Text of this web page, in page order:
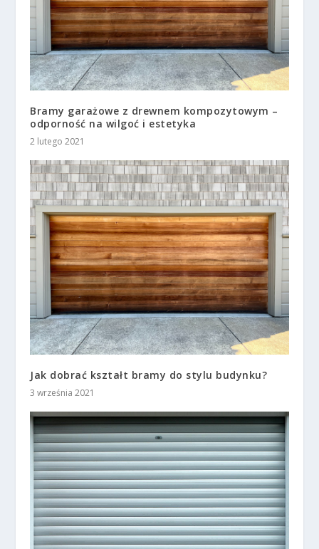
Bramy garażowe z drewnem kompozytowym –
odporność na wilgoć i estetyka
2 lutego 2021
Jak dobrać kształt bramy do stylu budynku?
3 września 2021